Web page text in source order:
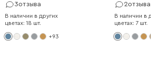
3отзыва
В наличии в других
цветах: 18 шт.
+93
2отзыва
В наличии в
цветах: 7 шт.